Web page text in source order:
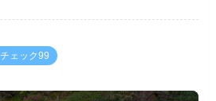
ェック99